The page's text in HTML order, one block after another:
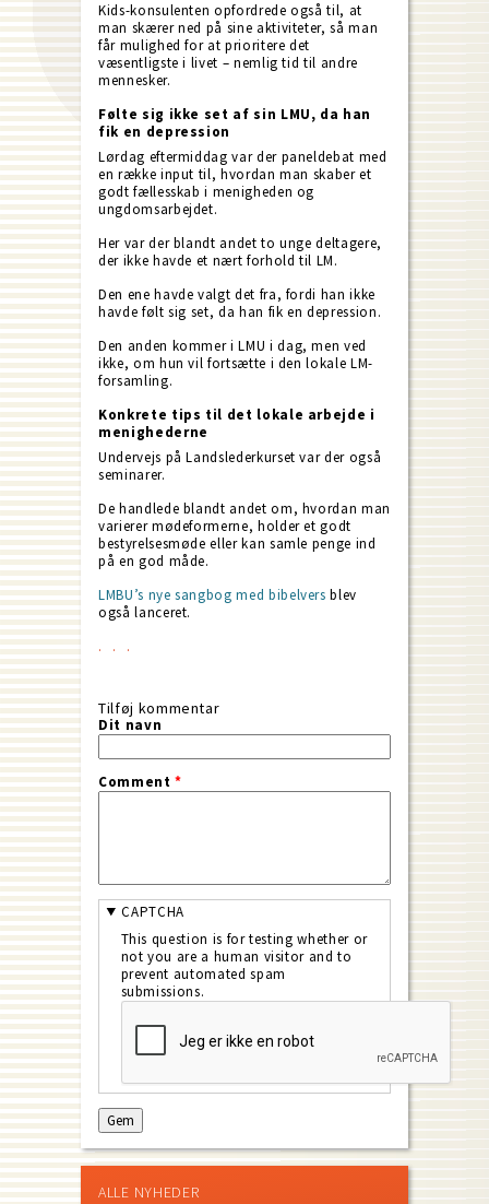
Kids-konsulenten opfordrede også til, at
man skærer ned på sine aktiviteter, så man
får mulighed for at prioritere det
væsentligste i livet – nemlig tid til andre
mennesker.
Følte sig ikke set af sin LMU, da han
fik en depression
Lørdag eftermiddag var der paneldebat med
en række input til, hvordan man skaber et
godt fællesskab i menigheden og
ungdomsarbejdet.
Her var der blandt andet to unge deltagere,
der ikke havde et nært forhold til LM.
Den ene havde valgt det fra, fordi han ikke
havde følt sig set, da han fik en depression.
Den anden kommer i LMU i dag, men ved
ikke, om hun vil fortsætte i den lokale LM-
forsamling.
Konkrete tips til det lokale arbejde i
menighederne
Undervejs på Landslederkurset var der også
seminarer.
De handlede blandt andet om, hvordan man
varierer mødeformerne, holder et godt
bestyrelsesmøde eller kan samle penge ind
på en god måde.
LMBU’s nye sangbog med bibelvers blev
også lanceret.
Tilføj kommentar
Dit navn
Comment*
CAPTCHA
This question is for testing whether or
not you are a human visitor and to
prevent automated spam
submissions.
ALLE NYHEDER